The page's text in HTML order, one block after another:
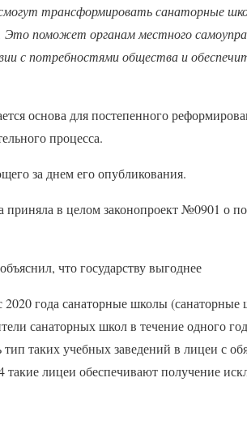
смогут трансформировать санаторные
поможет органам местного
с потребностями общества и
основа для постепенного
процесса.
за днем его опубликования.
в целом законопроект №0901 о
что государству выгоднее
2020 года санаторные школы
санаторных школ в течение одного
таких учебных заведений в лицеи с
такие лицеи обеспечивают получение